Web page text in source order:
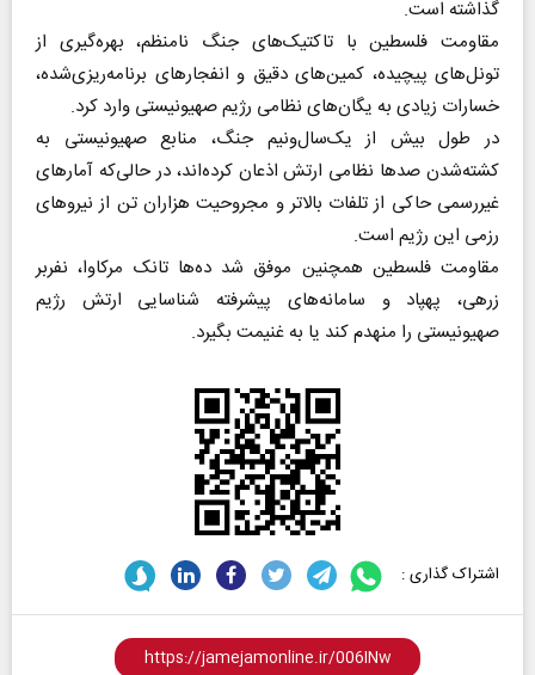
گذاشته است.
مقاومت فلسطین با تاکتیک‌های جنگ نامنظم، بهره‌گیری از
تونل‌های پیچیده، کمین‌های دقیق و انفجارهای برنامه‌ریزی‌شده،
خسارات زیادی به یگان‌های نظامی رژیم صهیونیستی وارد کرد.
در طول بیش از یک‌سال‌ونیم جنگ، منابع صهیونیستی به
کشته‌شدن صدها نظامی ارتش اذعان کرده‌اند، در حالی‌که آمارهای
غیررسمی حاکی از تلفات بالاتر و مجروحیت هزاران تن از نیروهای
رزمی این رژیم است.
مقاومت فلسطین همچنین موفق شد ده‌ها تانک مرکاوا، نفربر
زرهی، پهپاد و سامانه‌های پیشرفته شناسایی ارتش رژیم
صهیونیستی را منهدم کند یا به غنیمت بگیرد.
اشتراک گذاری :